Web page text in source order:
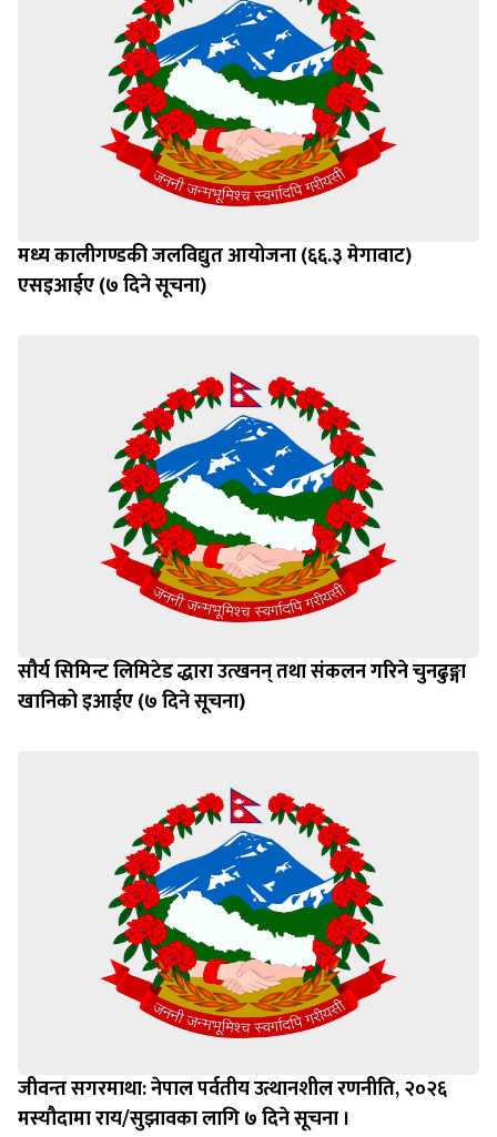
मध्य कालीगण्डकी जलविद्युत आयोजना (६६.३ मेगावाट)
एसइआईए (७ दिने सूचना)
सौर्य सिमिन्ट लिमिटेड द्धारा उत्खनन् तथा संकलन गरिने चुनढुङ्गा
खानिको इआईए (७ दिने सूचना)
जीवन्त सगरमाथा: नेपाल पर्वतीय उत्थानशील रणनीति, २०२६
मस्यौदामा राय/सुझावका लागि ७ दिने सूचना ।